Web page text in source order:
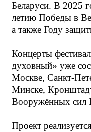
Беларуси. В 2025
летию Победы в
а также Году
Концерты
духовный» уже
Москве, Санкт-
Минске,
Вооружённых сил
Проект